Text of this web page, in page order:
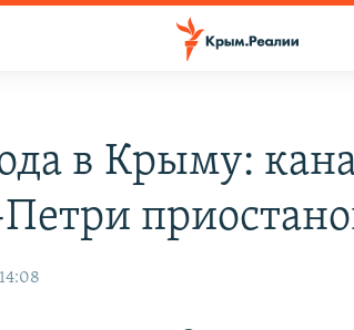
в Крыму: